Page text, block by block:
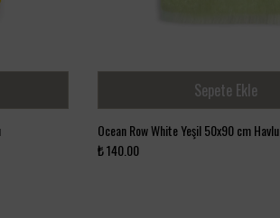
Sepete Ekle
Ocean Row White Yeşil 50x90 cm Havlu
₺ 140.00